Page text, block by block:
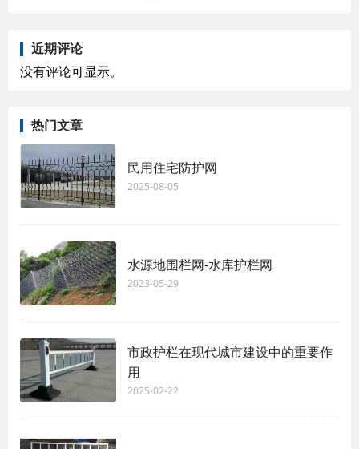
近期评论
没有评论可显示。
热门文章
民用住宅防护网
2025-08-05
水源地围栏网-水库护栏网
2023-05-29
市政护栏在现代城市建设中的重要作
用
2025-02-22